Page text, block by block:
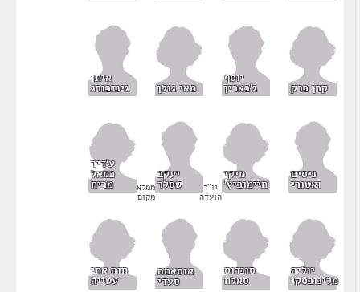
קרן ברק
יוסף
ג'בארין מאי גולן
איתן
גינזבורג
ניסים
ואטורי
מיקי
חיימוביץ' יו"ר
הועדה
יעקב
טסלר ממלא
מקום
ע'דיר
כמאל
מריח
יוליה
מלינובסקי
סונדוס
סאלח
אוסאמה
סעדי
חוה אתי
עטייה